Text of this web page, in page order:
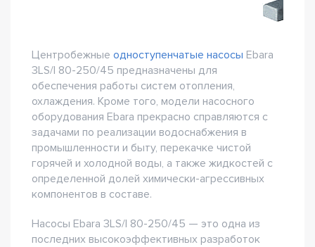
Центробежные одноступенчатые насосы Ebara
3LS/I 80-250/45 предназначены для
обеспечения работы систем отопления,
охлаждения. Кроме того, модели насосного
оборудования Ebara прекрасно справляются с
задачами по реализации водоснабжения в
промышленности и быту, перекачке чистой
горячей и холодной воды, а также жидкостей с
определенной долей химически-агрессивных
компонентов в составе.
Насосы Ebara 3LS/I 80-250/45 — это одна из
последних высокоэффективных разработок